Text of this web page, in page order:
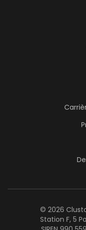
© 2026
Station F, 5